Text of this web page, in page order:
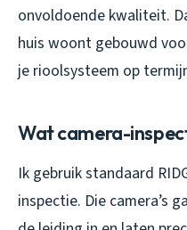
onvoldoende kwaliteit.
huis woont gebouwd
je rioolsysteem op
Wat camera-
Ik gebruik standaard
inspectie. Die camera’s